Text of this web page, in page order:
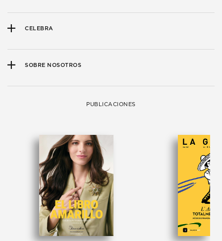
CELEBRA
SOBRE NOSOTROS
PUBLICACIONES